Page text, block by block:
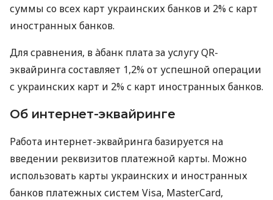
суммы со всех карт украинских банков и 2% с карт
иностранных банков.
Для сравнения, в àбанк плата за услугу QR-
эквайринга составляет 1,2% от успешной операции
с украинских карт и 2% с карт иностранных банков.
Об интернет-эквайринге
Работа интернет-эквайринга базируется на
введении реквизитов платежной карты. Можно
использовать карты украинских и иностранных
банков платежных систем Visa, MasterCard,